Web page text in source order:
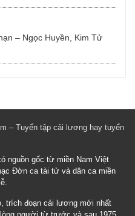
– Ngọc Huyền, Kim Tử
– Tuyển tập cải lương hay tuyển
nguồn gốc từ miền Nam Việt
Đờn ca tài tử và dân ca miền
trích đoạn cải lương mới nhất